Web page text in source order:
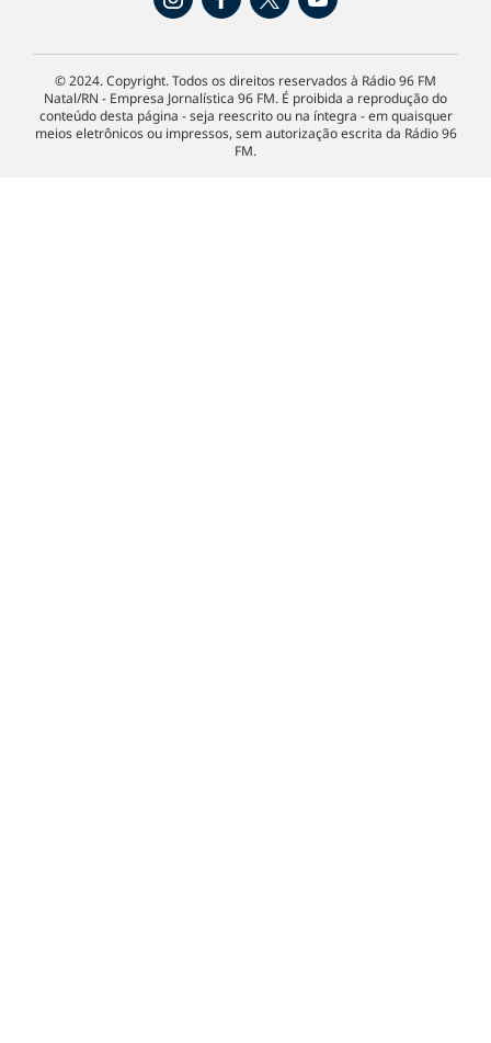
© 2024. Copyright. Todos os direitos reservados à Rádio 96 FM
Natal/RN - Empresa Jornalística 96 FM. É proibida a reprodução do
conteúdo desta página - seja reescrito ou na íntegra - em quaisquer
meios eletrônicos ou impressos, sem autorização escrita da Rádio 96
FM.